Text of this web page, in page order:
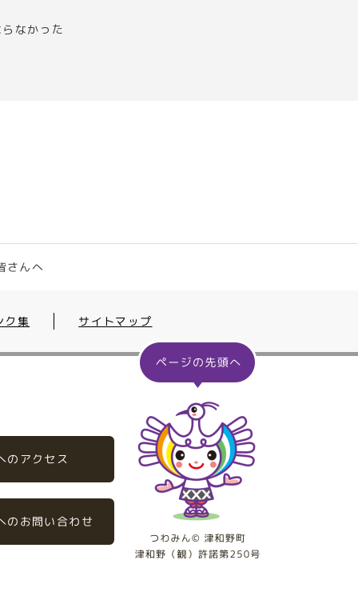
なかった
さんへ
ク集 サイトマップ
のアクセス
のお問い合わせ